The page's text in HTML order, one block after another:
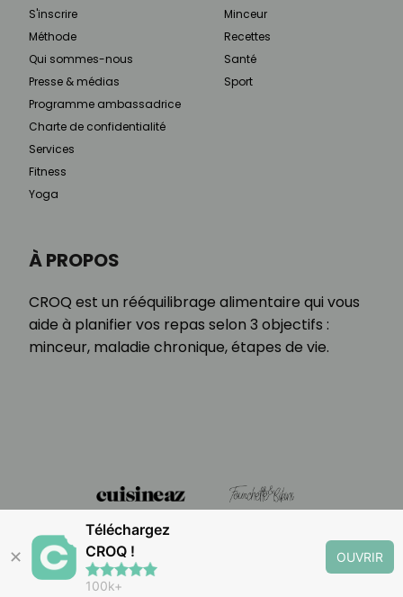
À PROPOS
CROQ est un rééquilibrage alimentaire qui vous
aide à planifier vos repas selon 3 objectifs :
minceur, maladie chronique, étapes de vie.
S'inscrire
Méthode
Qui sommes-nous
Presse & médias
Programme ambassadrice
Charte de confidentialité
Services
Fitness
Yoga
Minceur
Recettes
Santé
Sport
✕
Téléchargez
CROQ !
100k+
OUVRIR